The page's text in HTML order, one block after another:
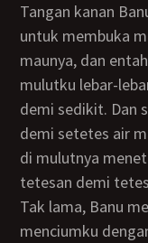
Tangan kanan Banu memegang pipiku memintaku
untuk membuka
maunya, dan
mulutku lebar-
demi sedikit. Dan
demi setetes air
di mulutnya
tetesan demi
Tak lama, Banu mendekatkan mulutnya dan
menciumku